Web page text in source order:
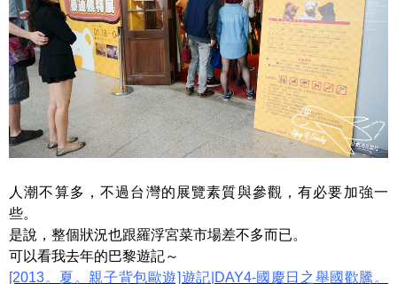
人潮不算多，不過台灣的展覽素質與參觀，有必要加強一
些。
是說，整個狀況也跟羅浮宮菜市場差不多而已。
可以看我去年的巴黎遊記～
[2013。夏。親子背包歐遊]遊記|DAY4-國慶日之舉國歡騰。